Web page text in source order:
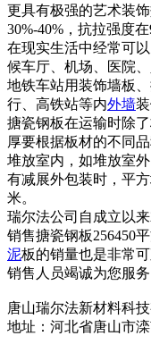
更具有极强的艺术装
30%-40%，抗拉强度
在现实生活中经常可
候车厅、机场、医院
地铁车站用装饰墙板
行、高铁站等内外墙
搪瓷钢板在运输时除
厚要根据板材的不同
堆放室内，如堆放室
有减展外包装时，平
米。
瑞尔法公司自成立以
销售搪瓷钢板256450
泥板的销量也是非常
销售人员竭诚为您服
唐山瑞尔法新材料科
地址：河北省唐山市